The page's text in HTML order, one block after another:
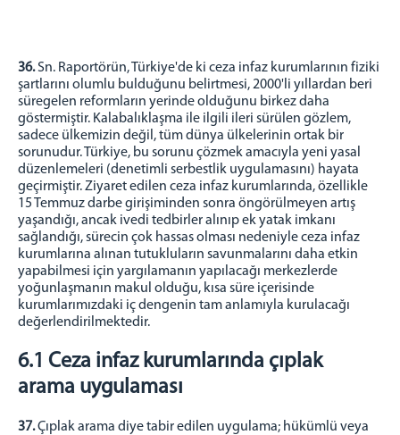
36.Sn. Raportörün, Türkiye'de ki ceza infaz kurumlarının fiziki
şartlarını olumlu bulduğunu belirtmesi, 2000'li yıllardan beri
süregelen reformların yerinde olduğunu birkez daha
göstermiştir. Kalabalıklaşma ile ilgili ileri sürülen gözlem,
sadece ülkemizin değil, tüm dünya ülkelerinin ortak bir
sorunudur. Türkiye, bu sorunu çözmek amacıyla yeni yasal
düzenlemeleri (denetimli serbestlik uygulamasını) hayata
geçirmiştir. Ziyaret edilen ceza infaz kurumlarında, özellikle
15 Temmuz darbe girişiminden sonra öngörülmeyen artış
yaşandığı, ancak ivedi tedbirler alınıp ek yatak imkanı
sağlandığı, sürecin çok hassas olması nedeniyle ceza infaz
kurumlarına alınan tutukluların savunmalarını daha etkin
yapabilmesi için yargılamanın yapılacağı merkezlerde
yoğunlaşmanın makul olduğu, kısa süre içerisinde
kurumlarımızdaki iç dengenin tam anlamıyla kurulacağı
değerlendirilmektedir.
6.1 Ceza infaz kurumlarında çıplak
arama uygulaması
37.Çıplak arama diye tabir edilen uygulama; hükümlü veya